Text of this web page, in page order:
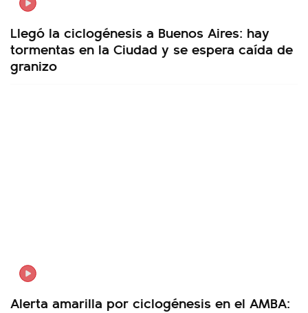
Llegó la ciclogénesis a Buenos Aires: hay
tormentas en la Ciudad y se espera caída de
granizo
Alerta amarilla por ciclogénesis en el AMBA: